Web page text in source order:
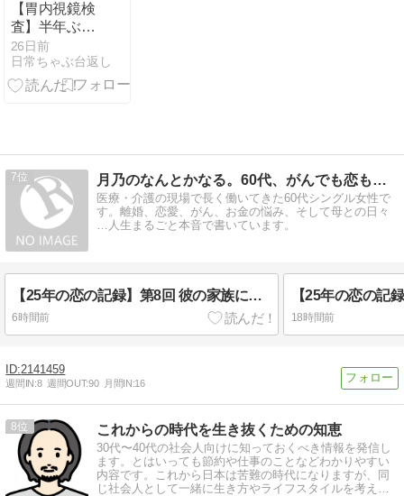
【胃内視鏡検
査】半年ぶり
に胃カメラ検
査を受けてき
た
26日前
日常ちゃぶ台返し
7 月乃のなんとかなる。60代、がんでも恋も仕事も
医療・介護の現場で長く働いてきた60代シングル女性で
す。離婚、恋愛、がん、お金の悩み、そして母との日々
…人生まるごと本音で書いています。
【25年の恋の記録】第8回 彼の家族に嫉妬していたと思っていた私が、本当に失っていたもの
6時間前 18時間前
2141459
週間IN:8 週間OUT:90 月間IN:16
8 これからの時代を生き抜くための知恵
30代〜40代の社会人向けに知っておくべき情報を発信し
ます。とはいっても節約や仕事のことなどわかりやすい
内容です。これから日本は苦難の時代になりますが、同
じ社会人として一緒に生き方やライフスタイルを考えて